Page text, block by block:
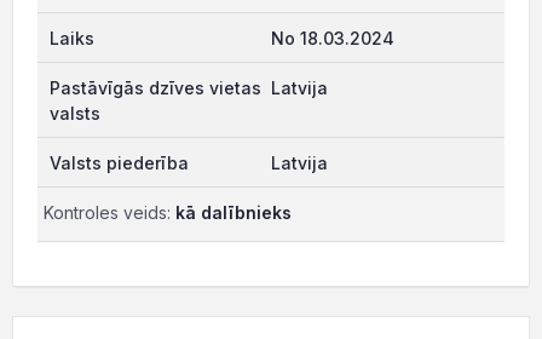
No 18.03.2024
Latvija
Latvija
Kontroles veids: kā dalībnieks